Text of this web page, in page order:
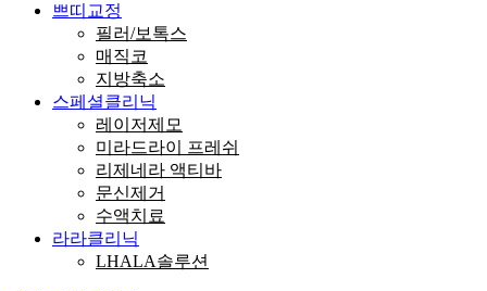
쁘띠교정
필러/보톡스
매직코
지방축소
스페셜클리닉
레이저제모
미라드라이 프레쉬
리제네라 액티바
문신제거
수액치료
라라클리닉
LHALA솔루션